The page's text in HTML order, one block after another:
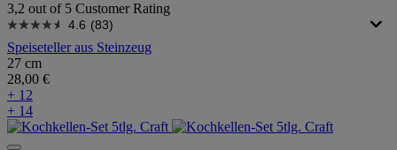
3,2 out of 5 Customer Rating
4.6 (83)
Speiseteller aus Steinzeug
27 cm
28,00 €
+ 12
+ 14